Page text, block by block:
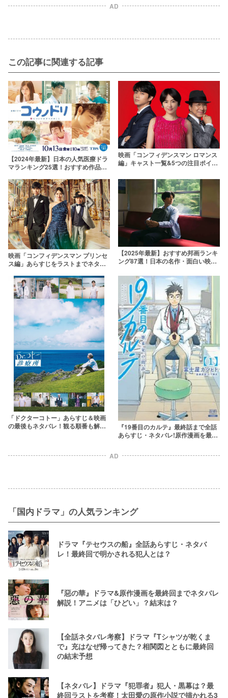
AD
この記事に関連する記事
【2024年最新】日本の人気医療ドラ
マランキング25選！おすすめ作品を
映画「コンフィデンスマン ロマンス
編」キャスト一覧&5つの注目ポイン
映画「コンフィデンスマン プリンセ
ス編」あらすじをラストまでネタバ
【2025年最新】おすすめ邦画ランキ
ング87選！日本の名作・面白い映画
「ドクターコトー」あらすじ＆映画
の最後もネタバレ！観る順番も解説
『19番目のカルテ』最終話まで全話
あらすじ・ネタバレ!原作漫画を最新
AD
「国内ドラマ」の人気ランキング
ドラマ『テセウスの船』全話あらすじ・ネタバ
レ！最終回で明かされる犯人とは？
『惡の華』ドラマ&原作漫画を最終回までネタバレ
解説！アニメは「ひどい」？結末は？
【全話ネタバレ考察】ドラマ『Tシャツが乾くま
で』充はなぜ帰ってきた？相関図とともに最終回
の結末予想
【ネタバレ】ドラマ『犯罪者』犯人・黒幕は？最
終回ラストを考察！太田愛の原作小説で描かれる3